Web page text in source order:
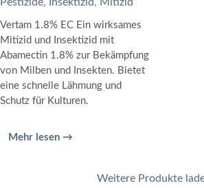
Pestizide, Insektizid, Mitizid
Vertam 1.8% EC Ein wirksames
Mitizid und Insektizid mit
Abamectin 1.8% zur Bekämpfung
von Milben und Insekten. Bietet
eine schnelle Lähmung und
Schutz für Kulturen.
Mehr lesen →
Weitere Produkte